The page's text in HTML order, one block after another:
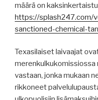
määrä on
https://splash247.com/
sanctioned-chemical-
Texasilaiset laivaajat
vastaan, jonka mukaan
rikkoneet